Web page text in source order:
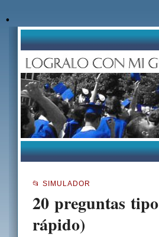
.
📂 SIMULADOR
20 preguntas
rápido)